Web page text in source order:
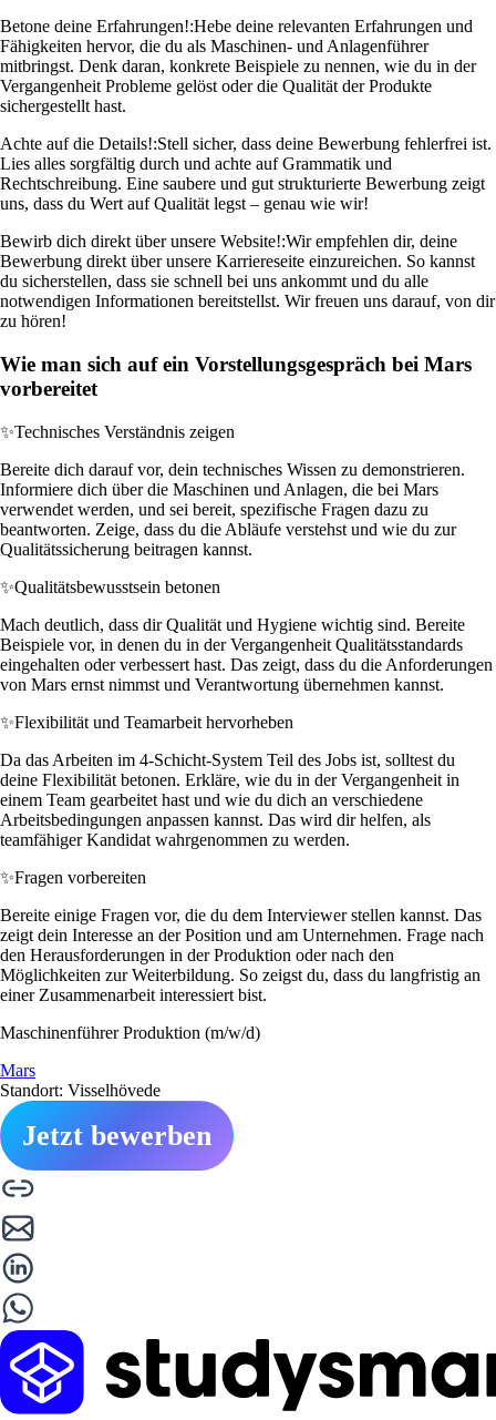
Betone deine Erfahrungen!:Hebe deine relevanten Erfahrungen und
Fähigkeiten hervor, die du als Maschinen- und Anlagenführer
mitbringst. Denk daran, konkrete Beispiele zu nennen, wie du in der
Vergangenheit Probleme gelöst oder die Qualität der Produkte
sichergestellt hast.
Achte auf die Details!:Stell sicher, dass deine Bewerbung fehlerfrei ist.
Lies alles sorgfältig durch und achte auf Grammatik und
Rechtschreibung. Eine saubere und gut strukturierte Bewerbung zeigt
uns, dass du Wert auf Qualität legst – genau wie wir!
Bewirb dich direkt über unsere Website!:Wir empfehlen dir, deine
Bewerbung direkt über unsere Karriereseite einzureichen. So kannst
du sicherstellen, dass sie schnell bei uns ankommt und du alle
notwendigen Informationen bereitstellst. Wir freuen uns darauf, von dir
zu hören!
Wie man sich auf ein Vorstellungsgespräch bei Mars
vorbereitet
✨Technisches Verständnis zeigen
Bereite dich darauf vor, dein technisches Wissen zu demonstrieren.
Informiere dich über die Maschinen und Anlagen, die bei Mars
verwendet werden, und sei bereit, spezifische Fragen dazu zu
beantworten. Zeige, dass du die Abläufe verstehst und wie du zur
Qualitätssicherung beitragen kannst.
✨Qualitätsbewusstsein betonen
Mach deutlich, dass dir Qualität und Hygiene wichtig sind. Bereite
Beispiele vor, in denen du in der Vergangenheit Qualitätsstandards
eingehalten oder verbessert hast. Das zeigt, dass du die Anforderungen
von Mars ernst nimmst und Verantwortung übernehmen kannst.
✨Flexibilität und Teamarbeit hervorheben
Da das Arbeiten im 4-Schicht-System Teil des Jobs ist, solltest du
deine Flexibilität betonen. Erkläre, wie du in der Vergangenheit in
einem Team gearbeitet hast und wie du dich an verschiedene
Arbeitsbedingungen anpassen kannst. Das wird dir helfen, als
teamfähiger Kandidat wahrgenommen zu werden.
✨Fragen vorbereiten
Bereite einige Fragen vor, die du dem Interviewer stellen kannst. Das
zeigt dein Interesse an der Position und am Unternehmen. Frage nach
den Herausforderungen in der Produktion oder nach den
Möglichkeiten zur Weiterbildung. So zeigst du, dass du langfristig an
einer Zusammenarbeit interessiert bist.
Maschinenführer Produktion (m/w/d)
Mars
Standort: Visselhövede
Jetzt bewerben